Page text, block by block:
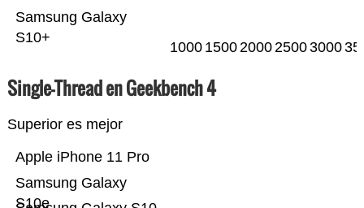
Samsung Galaxy
S10+
1000 1500200025003000
Single-Thread en Geekbench 4
Superior es mejor
Samsung Galaxy
S10e
Apple iPhone 11 Pro